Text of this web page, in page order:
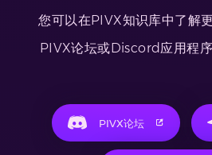
您可以在PIVX知识库中了解
PIVX论坛或Discord应用程序
PIVX论坛